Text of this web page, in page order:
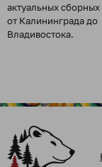
актуальных сборных
от Калининграда до
Владивостока.